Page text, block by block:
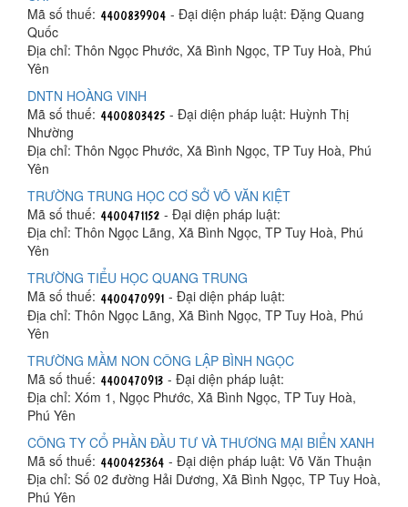
Mã số thuế:
- Đại diện pháp luật: Đặng Quang
Quốc
Địa chỉ: Thôn Ngọc Phước, Xã Bình Ngọc, TP Tuy Hoà, Phú
Yên
DNTN HOÀNG VINH
Mã số thuế:
- Đại diện pháp luật: Huỳnh Thị
Nhường
Địa chỉ: Thôn Ngọc Phước, Xã Bình Ngọc, TP Tuy Hoà, Phú
Yên
TRƯỜNG TRUNG HỌC CƠ SỞ VÕ VĂN KIỆT
Mã số thuế:
- Đại diện pháp luật:
Địa chỉ: Thôn Ngọc Lãng, Xã Bình Ngọc, TP Tuy Hoà, Phú
Yên
TRƯỜNG TIỂU HỌC QUANG TRUNG
Mã số thuế:
- Đại diện pháp luật:
Địa chỉ: Thôn Ngọc Lãng, Xã Bình Ngọc, TP Tuy Hoà, Phú
Yên
TRƯỜNG MẦM NON CÔNG LẬP BÌNH NGỌC
Mã số thuế:
- Đại diện pháp luật:
Địa chỉ: Xóm 1, Ngọc Phước, Xã Bình Ngọc, TP Tuy Hoà,
Phú Yên
CÔNG TY CỔ PHẦN ĐẦU TƯ VÀ THƯƠNG MẠI BIỂN XANH
Mã số thuế:
- Đại diện pháp luật: Võ Văn Thuận
Địa chỉ: Số 02 đường Hải Dương, Xã Bình Ngọc, TP Tuy Hoà,
Phú Yên